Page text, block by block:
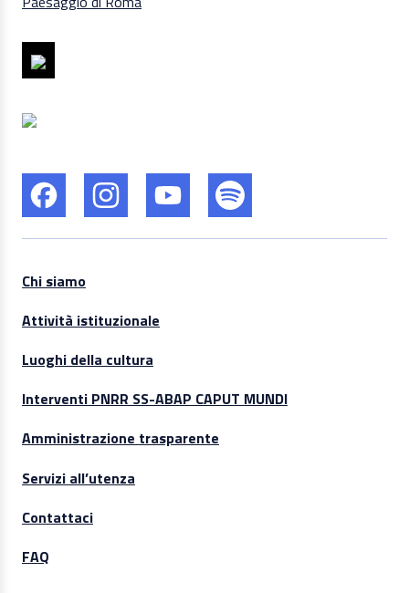
Chi siamo
Attività istituzionale
Luoghi della cultura
Interventi PNRR SS-ABAP CAPUT MUNDI
Amministrazione trasparente
Servizi all’utenza
Contattaci
FAQ